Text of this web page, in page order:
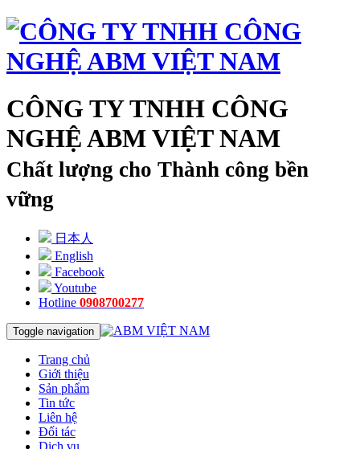
CÔNG TY TNHH CÔNG
NGHỆ ABM VIỆT NAM
Chất lượng cho Thành công bền
vững
日本人
English
Facebook
Youtube
Hotline 0908700277
Toggle navigation
Trang chủ
Giới thiệu
Sản phẩm
Tin tức
Liên hệ
Đối tác